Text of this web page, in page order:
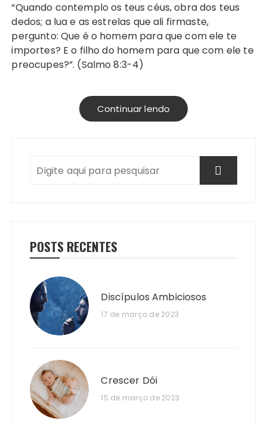
“Quando contemplo os teus céus, obra dos teus
dedos; a lua e as estrelas que ali firmaste,
pergunto: Que é o homem para que com ele te
importes? E o filho do homem para que com ele te
preocupes?”. (Salmo 8:3-4)
Continuar lendo
POSTS RECENTES
Discípulos Ambiciosos
17 de março de 2023
Crescer Dói
15 de março de 2023